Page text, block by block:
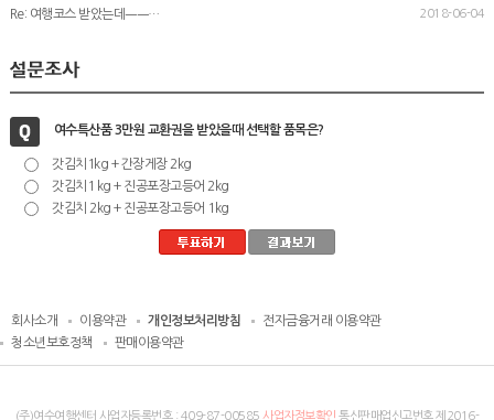
Re: 여행코스 받았는데ㅡㅡ… 2018-06-04
여수특산품 3만원 교환권을 받았을때 선택할 품목은?
갓김치1kg + 간장게장 2kg
갓김치1 kg + 진공포장고등어 2kg
갓김치 2kg + 진공포장고등어 1kg
회사소개 이용약관 개인정보처리방침
전자금융거래 이용약관
청소년보호정책
판매이용약관
(주)여수여행센터 사업자등록번호 : 409-87-00585사업자정보확인 통신판매업신고번호 제2016-